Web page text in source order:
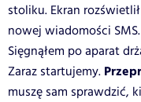
stoliku. Ekran
nowej wiadomości
Sięgnąłem po aparat
Zaraz startujemy.
muszę sam sprawdzić,